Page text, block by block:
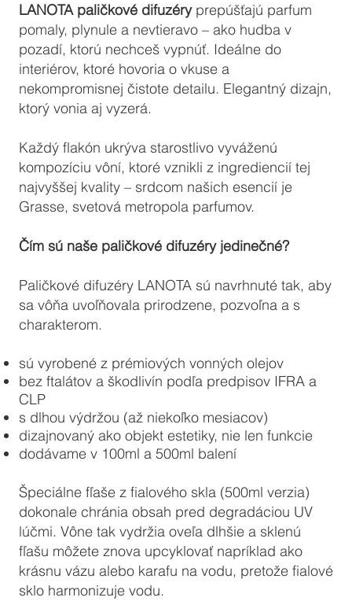
LANOTA paličkové difuzéryprepúšťajú parfum
pomaly, plynule a nevtieravo – ako hudba v
pozadí, ktorú nechceš vypnúť. Ideálne do
interiérov, ktoré hovoria o vkuse a
nekompromisnej čistote detailu. Elegantný dizajn,
ktorý vonia aj vyzerá.
Každý flakón ukrýva starostlivo vyváženú
kompozíciu vôní, ktoré vznikli z ingrediencií tej
najvyššej kvality – srdcom našich esencií je
Grasse, svetová metropola parfumov.
Čím sú naše paličkové difuzéry jedinečné?
Paličkové difuzéry LANOTA sú navrhnuté tak, aby
sa vôňa uvoľňovala prirodzene, pozvoľna a s
charakterom.
sú vyrobené z prémiových vonných olejov
bez ftalátov a škodlivín podľa predpisov IFRA a
CLP
s dlhou výdržou (až niekoľko mesiacov)
dizajnovaný ako objekt estetiky, nie len funkcie
dodávame v 100ml a 500ml balení
Špeciálne fľaše z fialového skla (500ml verzia)
dokonale chránia obsah pred degradáciou UV
lúčmi. Vône tak vydržia oveľa dlhšie a sklenú
fľašu môžete znova upcyklovať napríklad ako
krásnu vázu alebo karafu na vodu, pretože fialové
sklo harmonizuje vodu.